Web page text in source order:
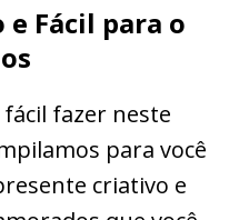
Fácil para o
fazer neste
para você
criativo e